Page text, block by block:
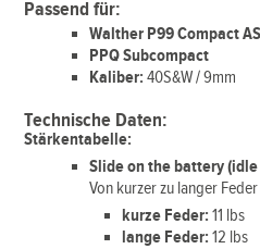
Passend für:
Walther P99 Compact
PPQ Subcompact
Kaliber: 40S&W / 9mm
Technische Daten:
Stärkentabelle:
Slide on the battery
Von kurzer zu langer Feder
kurze Feder:11 lbs
lange Feder:12 lbs